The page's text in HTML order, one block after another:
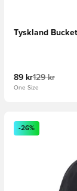
Tyskland
89 kr129 kr
One Size
dig som
Öppnar en
-26%